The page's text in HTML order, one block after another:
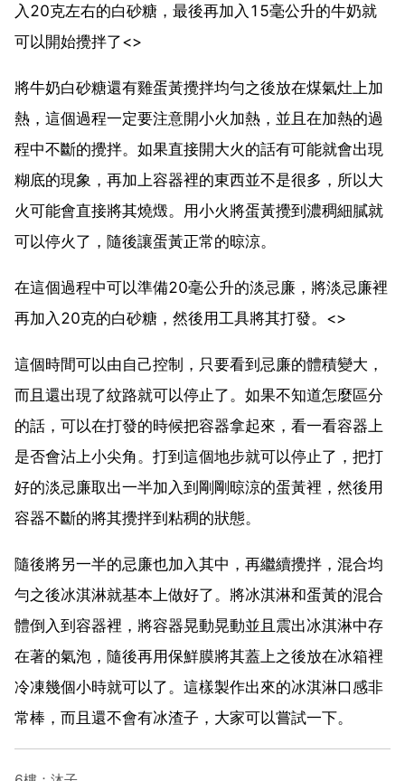
入20克左右的白砂糖，最後再加入15毫公升的牛奶就
可以開始攪拌了<>
將牛奶白砂糖還有雞蛋黃攪拌均勻之後放在煤氣灶上加
熱，這個過程一定要注意開小火加熱，並且在加熱的過
程中不斷的攪拌。如果直接開大火的話有可能就會出現
糊底的現象，再加上容器裡的東西並不是很多，所以大
火可能會直接將其燒燬。用小火將蛋黃攪到濃稠細膩就
可以停火了，隨後讓蛋黃正常的晾涼。
在這個過程中可以準備20毫公升的淡忌廉，將淡忌廉裡
再加入20克的白砂糖，然後用工具將其打發。<>
這個時間可以由自己控制，只要看到忌廉的體積變大，
而且還出現了紋路就可以停止了。如果不知道怎麼區分
的話，可以在打發的時候把容器拿起來，看一看容器上
是否會沾上小尖角。打到這個地步就可以停止了，把打
好的淡忌廉取出一半加入到剛剛晾涼的蛋黃裡，然後用
容器不斷的將其攪拌到粘稠的狀態。
隨後將另一半的忌廉也加入其中，再繼續攪拌，混合均
勻之後冰淇淋就基本上做好了。將冰淇淋和蛋黃的混合
體倒入到容器裡，將容器晃動晃動並且震出冰淇淋中存
在著的氣泡，隨後再用保鮮膜將其蓋上之後放在冰箱裡
冷凍幾個小時就可以了。這樣製作出來的冰淇淋口感非
常棒，而且還不會有冰渣子，大家可以嘗試一下。